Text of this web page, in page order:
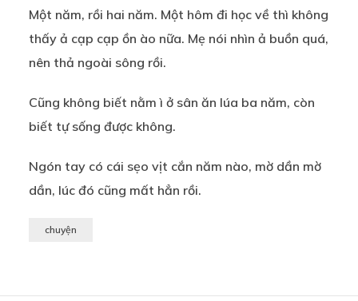
Một năm, rồi hai năm. Một hôm đi học về thì không
thấy ả cạp cạp ồn ào nữa. Mẹ nói nhìn ả buồn quá,
nên thả ngoài sông rồi.
Cũng không biết nằm ì ở sân ăn lúa ba năm, còn
biết tự sống được không.
Ngón tay có cái sẹo vịt cắn năm nào, mờ dần mờ
dần, lúc đó cũng mất hẳn rồi.
chuyện